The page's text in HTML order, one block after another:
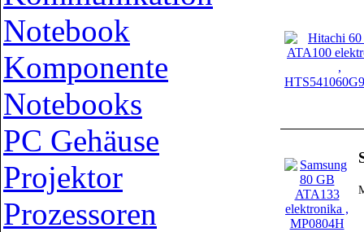
Notebook
Komponente
Notebooks
PC Gehäuse
Projektor
Prozessoren